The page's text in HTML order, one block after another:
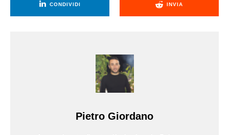
CONDIVIDI INVIA
Pietro Giordano